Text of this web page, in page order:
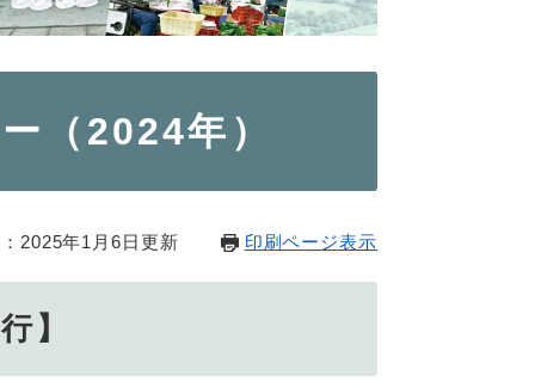
（2024年）
2025年1月6日更新 印刷ページ表示
】